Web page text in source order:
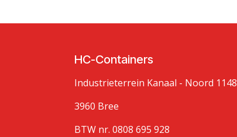
HC-Containers
Industrieterrein Kanaal - Noord 1148
3960 Bree
BTW nr. 0808 695 928